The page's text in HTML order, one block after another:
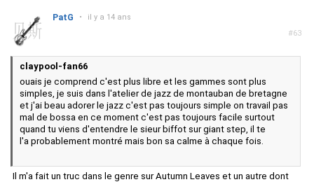
#63
PatG • il y a 14 ans
claypool-fan66
ouais je comprend c'est plus libre et les gammes sont plus
simples, je suis dans l'atelier de jazz de montauban de bretagne
et j'ai beau adorer le jazz c'est pas toujours simple on travail pas
mal de bossa en ce moment c'est pas toujours facile surtout
quand tu viens d'entendre le sieur biffot sur giant step, il te
l'a probablement montré mais bon sa calme à chaque fois.
Il m'a fait un truc dans le genre sur Autumn Leaves et un autre dont